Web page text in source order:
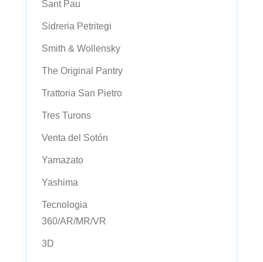
Sant Pau
Sidreria Petritegi
Smith & Wollensky
The Original Pantry
Trattoria San Pietro
Tres Turons
Venta del Sotón
Yamazato
Yashima
Tecnologia
360/AR/MR/VR
3D